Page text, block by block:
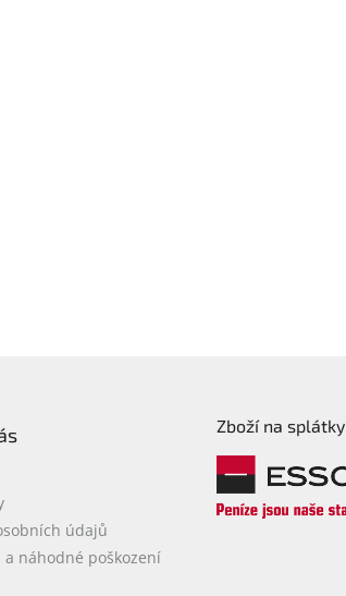
údajů
náhodné poškození
Zboží na splátky